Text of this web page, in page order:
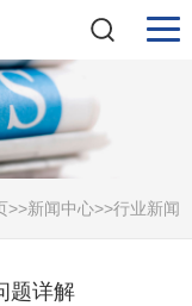
>>新闻中心>>行业新闻
题详解